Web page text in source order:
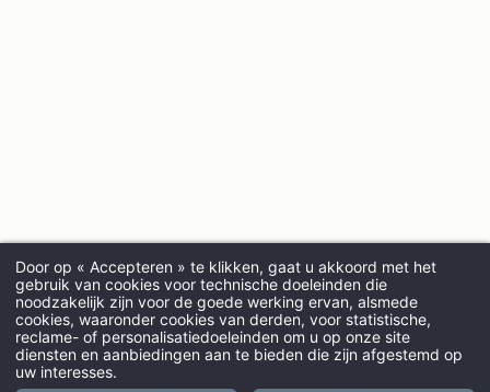
AANKOMST
Door op « Accepteren » te klikken, gaat u akkoord met het
gebruik van cookies voor technische doeleinden die
noodzakelijk zijn voor de goede werking ervan, alsmede
cookies, waaronder cookies van derden, voor statistische,
reclame- of personalisatiedoeleinden om u op onze site
diensten en aanbiedingen aan te bieden die zijn afgestemd op
uw interesses.